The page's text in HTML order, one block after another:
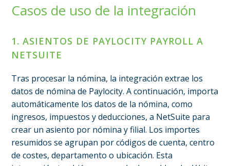
Casos de uso de la integración
1. ASIENTOS DE PAYLOCITY PAYROLL A
NETSUITE
Tras procesar la nómina, la integración extrae los
datos de nómina de Paylocity. A continuación, importa
automáticamente los datos de la nómina, como
ingresos, impuestos y deducciones, a NetSuite para
crear un asiento por nómina y filial. Los importes
resumidos se agrupan por códigos de cuenta, centro
de costes, departamento o ubicación. Esta